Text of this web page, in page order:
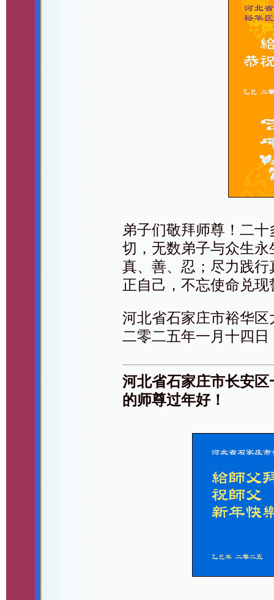
弟子们敬拜师尊！二
切，无数弟子与众生
真、善、忍；尽力践
正自己，不忘使命兑现
河北省石家庄市裕华区
二零二五年一月十四日
河北省石家庄市长安
的师尊过年好！